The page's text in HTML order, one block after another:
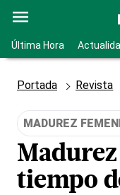
Última Hora
Portada Revista
MADUREZ
tiempo